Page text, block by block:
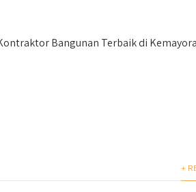
Bangunan Terbaik di
+